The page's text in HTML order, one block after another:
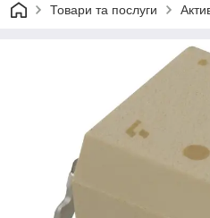
Товари та послуги